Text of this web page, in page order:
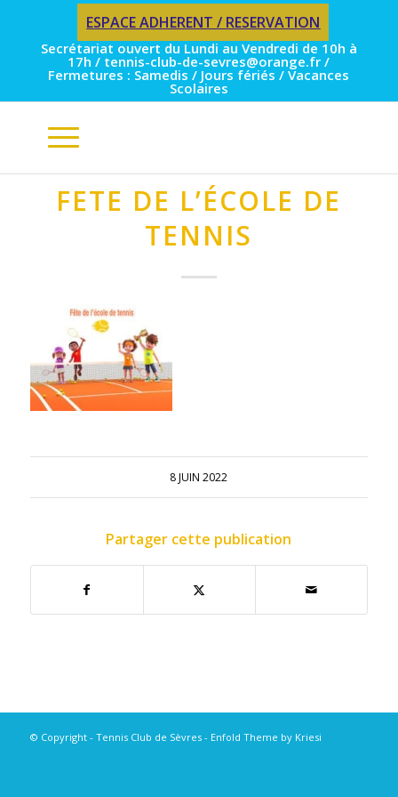
ESPACE ADHERENT / RESERVATION
Secrétariat ouvert du Lundi au Vendredi de 10h à
17h / tennis-club-de-sevres@orange.fr /
Fermetures : Samedis / Jours fériés / Vacances
Scolaires
FETE DE L’ÉCOLE DE
TENNIS
8 JUIN 2022
Partager cette publication
© Copyright - Tennis Club de Sèvres - Enfold Theme by Kriesi